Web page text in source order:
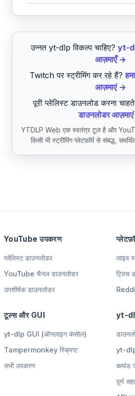
उन्नत yt-dlp विकल्प चाहिए? yt-
आज़माएँ →
Twitch पर स्ट्रीमिंग कर रहे हैं?
आज़माएं →
पूरी प्लेलिस्ट डाउनलोड करना
डाउनलोडर
YTDLP Web एक स्वतंत्र टूल है और
किसी भी स्ट्रीमिंग प्लेटफ़ॉर्म से संबद्ध,
YouTube उपकरण
प्लेलिस्ट डाउनलोडर
YouTube चैनल डाउनलोडर
उपशीर्षक डाउनलोडर
लाइव
ट्विच
टूल्स और GUI
yt-dlp GUI (ऑनलाइन कंसोल)
Tampermonkey स्क्रिप्ट
सभी उपकरण
yt-
yt-dlp
कमांड
पूर्ण